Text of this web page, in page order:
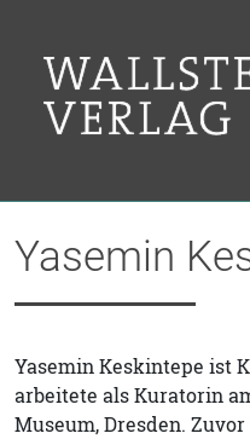
Yasemin
Yasemin Keskintepe ist
arbeitete als Kuratorin
Museum, Dresden.